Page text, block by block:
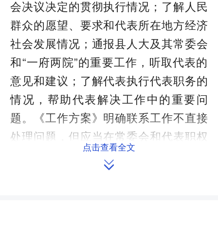
会决议决定的贯彻执行情况；了解人民
群众的愿望、要求和代表所在地方经济
社会发展情况；通报县人大及其常委会
和“一府两院”的重要工作，听取代表的
意见和建议；了解代表执行代表职务的
情况，帮助代表解决工作中的重要问
题。《工作方案》明确联系工作不直接
处理问题，但应当在常委会和代表职权
范围内依法推动有关问题的解决。要求
每年11月底前，常委会组成人员及“一府
点击查看全文
